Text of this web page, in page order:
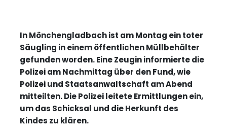
In Mönchengladbach ist am Montag ein toter
Säugling in einem öffentlichen Müllbehälter
gefunden worden. Eine Zeugin informierte die
Polizei am Nachmittag über den Fund, wie
Polizei und Staatsanwaltschaft am Abend
mitteilten. Die Polizei leitete Ermittlungen ein,
um das Schicksal und die Herkunft des
Kindes zu klären.